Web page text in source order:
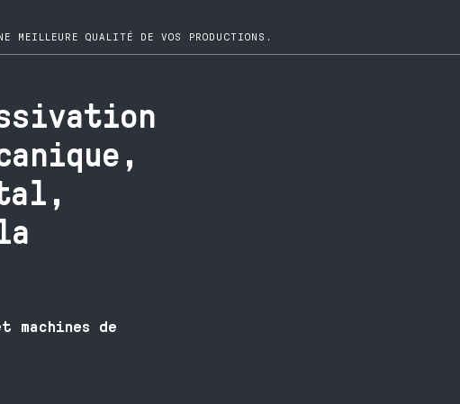
MEILLEURE QUALITÉ DE VOS PRODUCTIONS.
machines de